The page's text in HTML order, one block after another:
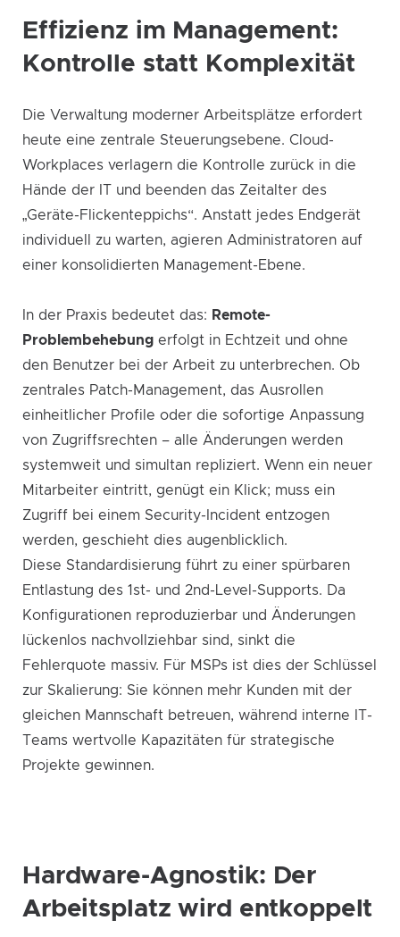
Effizienz im Management:
Kontrolle statt Komplexität
Die Verwaltung moderner Arbeitsplätze erfordert
heute eine zentrale Steuerungsebene. Cloud-
Workplaces verlagern die Kontrolle zurück in die
Hände der IT und beenden das Zeitalter des
„Geräte-Flickenteppichs“. Anstatt jedes Endgerät
individuell zu warten, agieren Administratoren auf
einer konsolidierten Management-Ebene.
In der Praxis bedeutet das: Remote-
Problembehebung erfolgt in Echtzeit und ohne
den Benutzer bei der Arbeit zu unterbrechen. Ob
zentrales Patch-Management, das Ausrollen
einheitlicher Profile oder die sofortige Anpassung
von Zugriffsrechten – alle Änderungen werden
systemweit und simultan repliziert. Wenn ein neuer
Mitarbeiter eintritt, genügt ein Klick; muss ein
Zugriff bei einem Security-Incident entzogen
werden, geschieht dies augenblicklich.
Diese Standardisierung führt zu einer spürbaren
Entlastung des 1st- und 2nd-Level-Supports. Da
Konfigurationen reproduzierbar und Änderungen
lückenlos nachvollziehbar sind, sinkt die
Fehlerquote massiv. Für MSPs ist dies der Schlüssel
zur Skalierung: Sie können mehr Kunden mit der
gleichen Mannschaft betreuen, während interne IT-
Teams wertvolle Kapazitäten für strategische
Projekte gewinnen.
Hardware-Agnostik: Der
Arbeitsplatz wird entkoppelt